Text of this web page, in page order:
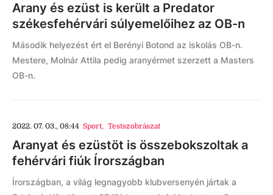
Arany és ezüst is került a Predator
székesfehérvári súlyemelőihez az OB-n
Második helyezést ért el Berényi Botond az iskolás OB-n.
Mestere, Molnár Attila pedig aranyérmet szerzett a Masters
OB-n.
2022. 07. 03., 08:44 Sport, Testszobrászat
Aranyat és ezüstöt is összebokszoltak a
fehérvári fiúk Írországban
Írországban, a világ legnagyobb klubversenyén jártak a